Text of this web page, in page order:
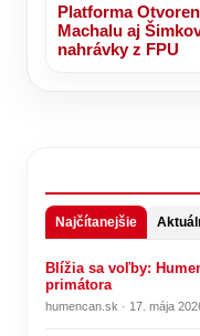
Platforma
Machalu aj
nahrávky z FPU
Najčítanejšie
Blížia sa voľby:
primátora
humencan.sk · 17. mája